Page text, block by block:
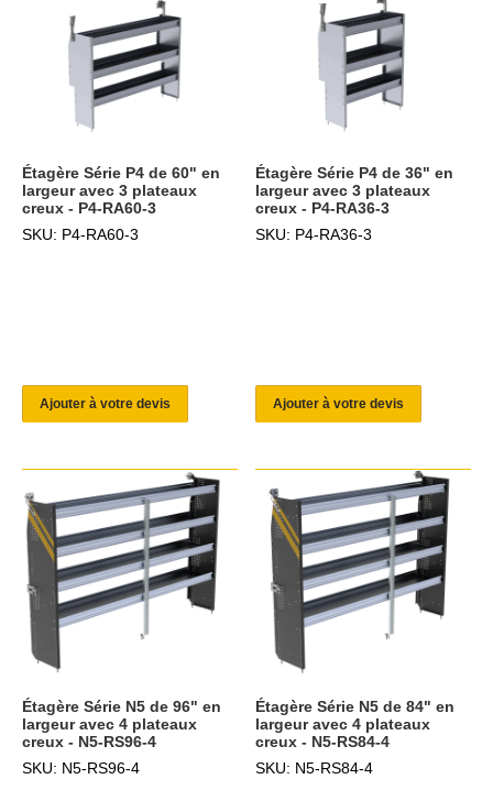
Étagère Série P4 de 60" en
largeur avec 3 plateaux
creux - P4-RA60-3
SKU: P4-RA60-3
Ajouter à votre devis
Étagère Série P4 de 36" en
largeur avec 3 plateaux
creux - P4-RA36-3
SKU: P4-RA36-3
Ajouter à votre devis
Étagère Série N5 de 96" en
largeur avec 4 plateaux
creux - N5-RS96-4
SKU: N5-RS96-4
Étagère Série N5 de 84" en
largeur avec 4 plateaux
creux - N5-RS84-4
SKU: N5-RS84-4